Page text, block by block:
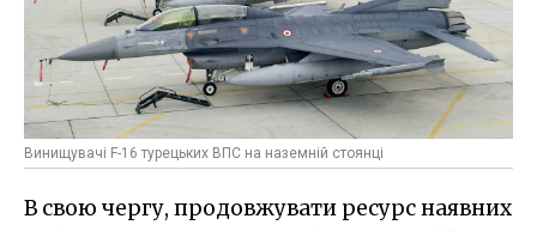
Винищувачі F-16 турецьких ВПС на наземній стоянці
В свою чергу, продовжувати ресурс наявних